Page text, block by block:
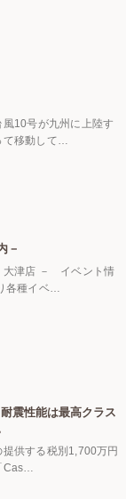
10号が九州に上陸す
て移動して…
－
津店 － イベント情
種イベ…
耐震性能は最高クラス
提供する税別1,700万円
Cas…